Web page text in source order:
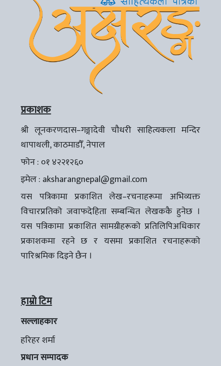
प्रकाशक
श्री लूनकरणदास–गङ्गादेवी चौधरी साहित्यकला मन्दिर
थापाथली, काठमाडौँ, नेपाल
फोन : ०१ ४२२१२६०
इमेल : aksharangnepal@gmail.com
यस पत्रिकामा प्रकाशित लेख–रचनाहरूमा अभिव्यक्त
विचारप्रतिको जवाफदेहिता सम्बन्धित लेखककै हुनेछ ।
यस पत्रिकामा प्रकाशित सामग्रीहरूको प्रतिलिपिअधिकार
प्रकाशकमा रहने छ र यसमा प्रकाशित रचनाहरूको
पारिश्रमिक दिइने छैन ।
हाम्रो टिम
सल्लाहकार
हरिहर शर्मा
प्रधान सम्पादक